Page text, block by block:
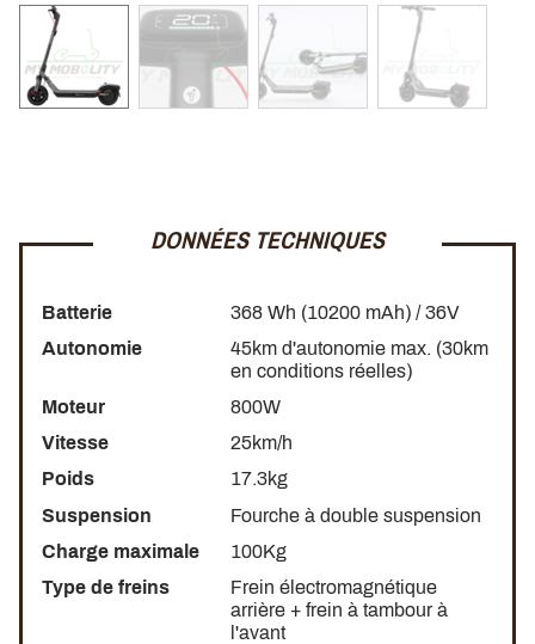
DONNÉES TECHNIQUES
Batterie
368 Wh (10200 mAh) / 36V
Autonomie
45km d'autonomie max. (30km
en conditions réelles)
Moteur
800W
Vitesse
25km/h
Poids
17.3kg
Suspension
Fourche à double suspension
Charge maximale
100Kg
Type de freins
Frein électromagnétique
arrière + frein à tambour à
l'avant